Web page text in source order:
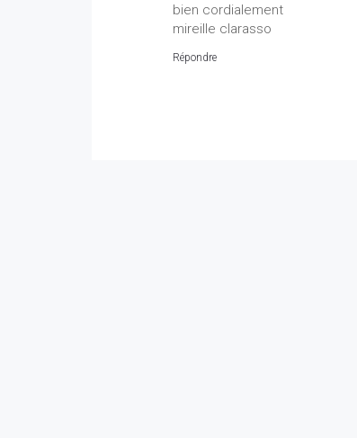
bien cordialement
mireille clarasso
Répondre